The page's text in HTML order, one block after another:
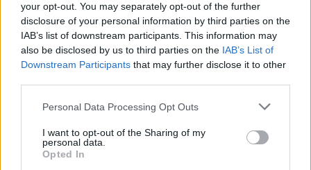
your opt-out. You may separately opt-out of the further
disclosure of your personal information by third parties on the
IAB’s list of downstream participants. This information may
also be disclosed by us to third parties on the IAB’s List of
Downstream Participants that may further disclose it to other
Please note that this website/app uses one or more Google
not limited to your visit or usage behaviour. You may click to
grant or deny consent to Google and its third-party tags to
use your data for below specified purposes in below Google
Personal Data Processing Opt Outs
I want to opt-out of the Sharing of my
personal data.
Opted In